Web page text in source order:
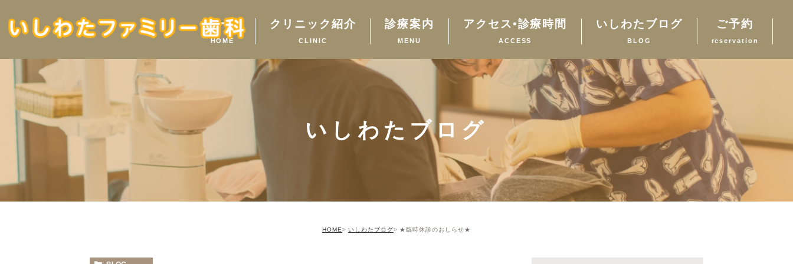
ホーム
HOME
クリニック紹介
CLINIC
診療案内
MENU
アクセス•診療時間
ACCESS
いしわたブログ
BLOG
ご予約
reservation
いしわたブログ
HOME いしわたブログ ★臨時休診のおしらせ★